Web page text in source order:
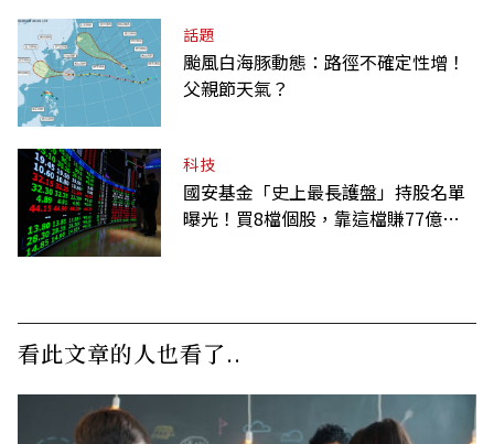
話題
颱風白海豚動態：路徑不確定性增！
父親節天氣？
科技
國安基金「史上最長護盤」持股名單
曝光！買8檔個股，靠這檔賺77億最
看此文章的人也看了..